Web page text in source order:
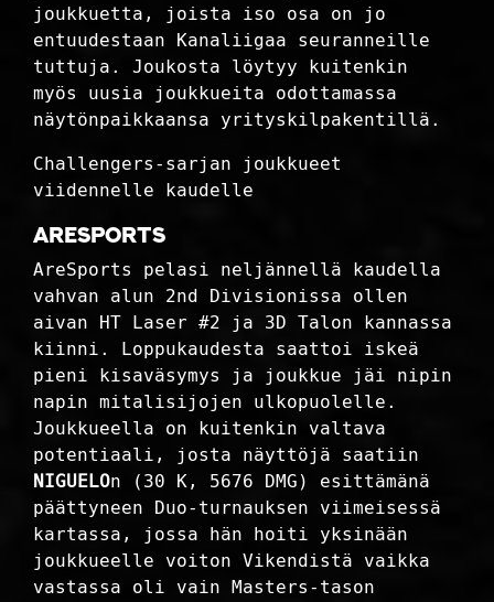
joukkuetta, joista iso osa on jo
entuudestaan Kanaliigaa seuranneille
tuttuja. Joukosta löytyy kuitenkin
myös uusia joukkueita odottamassa
näytönpaikkaansa yrityskilpakentillä.
Challengers-sarjan joukkueet
viidennelle kaudelle
AreSports
AreSports pelasi neljännellä kaudella
vahvan alun 2nd Divisionissa ollen
aivan HT Laser #2 ja 3D Talon kannassa
kiinni. Loppukaudesta saattoi iskeä
pieni kisaväsymys ja joukkue jäi nipin
napin mitalisijojen ulkopuolelle.
Joukkueella on kuitenkin valtava
potentiaali, josta näyttöjä saatiin
NIGUELOn (30 K, 5676 DMG) esittämänä
päättyneen Duo-turnauksen viimeisessä
kartassa, jossa hän hoiti yksinään
joukkueelle voiton Vikendistä vaikka
vastassa oli vain Masters-tason